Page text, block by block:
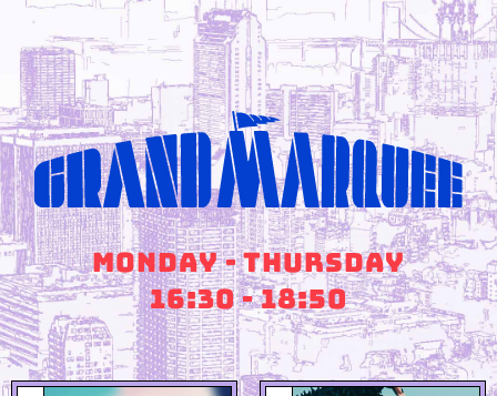
MONDAY - THURSDAY
16:30 - 18:50